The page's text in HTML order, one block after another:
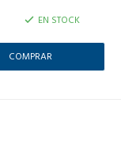
EN STOCK